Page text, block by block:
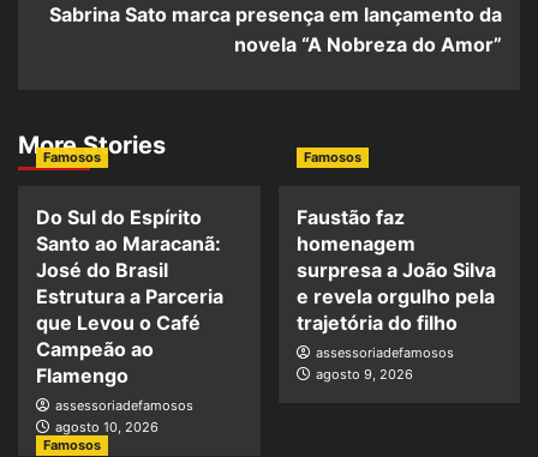
Sabrina Sato marca presença em lançamento da
novela “A Nobreza do Amor”
More Stories
Famosos
Do Sul do Espírito
Santo ao Maracanã:
José do Brasil
Estrutura a Parceria
que Levou o Café
Campeão ao
Flamengo
assessoriadefamosos
agosto 10, 2026
Famosos
Faustão faz
homenagem
surpresa a João Silva
e revela orgulho pela
trajetória do filho
assessoriadefamosos
agosto 9, 2026
Famosos